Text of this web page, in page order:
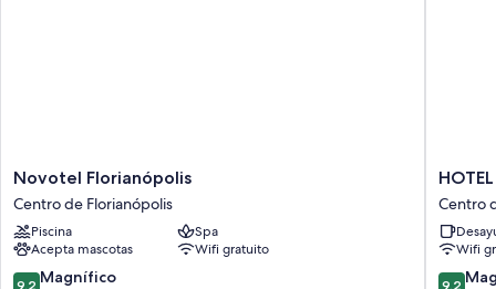
Características de las habitaciones
Las 259 habitaciones proporcionan comodidades como servicio a la
habitación las 24 horas y aire acondicionado. También brindan
atenciones como wifi gratis y cajas de seguridad.
Novotel
Florianópolis
Centro
de
Florianópolis
Novotel Florianópolis
Centro de Florianópolis
Piscina
Spa
Acepta mascotas
Wifi gratuito
9.2
9,2 Magnífico
HOTEL
ÉVORA
By
Rede
Sagres
Centro
Centro
Wifi
9.2
9,2